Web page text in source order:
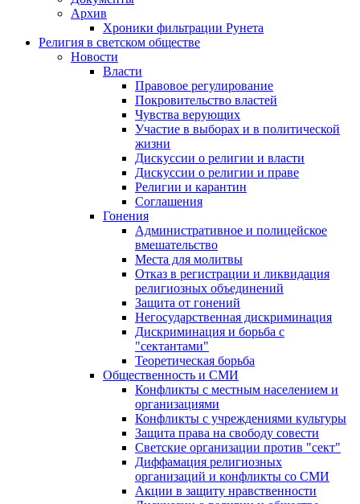
Архив
Хроники фильтрации Рунета
Религия в светском обществе
Новости
Власти
Правовое регулирование
Покровительство властей
Чувства верующих
Участие в выборах и в политической
жизни
Дискуссии о религии и власти
Дискуссии о религии и праве
Религии и карантин
Соглашения
Гонения
Административное и полицейское
вмешательство
Места для молитвы
Отказ в регистрации и ликвидация
религиозных объединений
Защита от гонений
Негосударственная дискриминация
Дискриминация и борьба с
"сектантами"
Теоретическая борьба
Общественность и СМИ
Конфликты с местным населением и
организациями
Конфликты с учреждениями культуры
Защита права на свободу совести
Светские организации против "сект"
Диффамация религиозных
организаций и конфликты со СМИ
Акции в защиту нравственности